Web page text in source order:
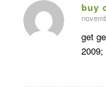
buy
zegt:
get
2009;